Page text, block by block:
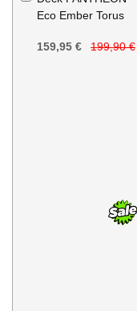
Eco Ember Torus
159,95 € 199,90 €
au
panier